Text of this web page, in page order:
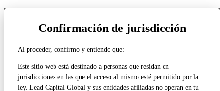
Confirmación de jurisdicción
Al proceder, confirmo y entiendo que:
Este sitio web está destinado a personas que residan en
jurisdicciones en las que el acceso al mismo esté permitido por la
ley. Lead Capital Global y sus entidades afiliadas no operan en tu
NUESTRAS LICENCIAS REGULATORIAS
VER TODOS LOS DETALLES DE LA REGULACIÓN ›
Estados Unidos
CRD# 316822